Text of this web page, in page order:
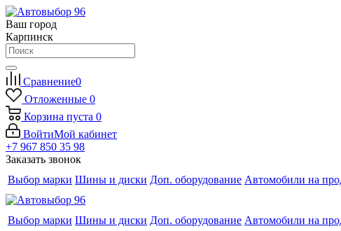
Ваш город
Карпинск
Сравнение0
Отложенные 0
Корзина пуста 0
ВойтиМой кабинет
+7 967 850 35 98
Заказать звонок
Выбор марки Шины и диски Доп. оборудование Автомобили на
Выбор марки Шины и диски Доп. оборудование Автомобили на